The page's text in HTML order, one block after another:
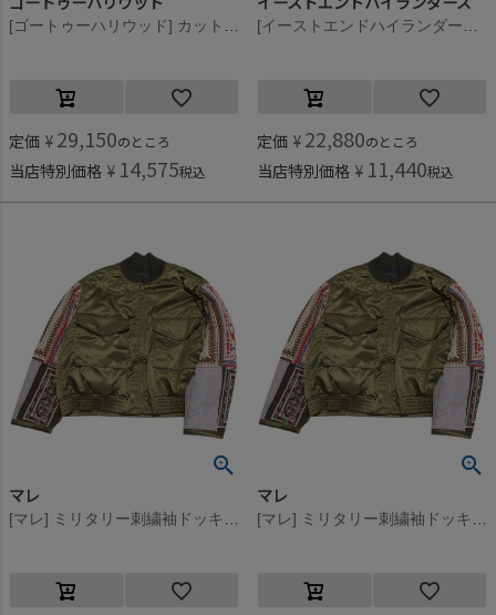
[ゴートゥーハリウッド] カットワーク ファティーグ ショートJK 9KHカーキ
定価 ¥ 29,150のところ
当店特別価格 ¥ 14,575税込
[イーストエンドハイランダーズ] モッズコート オリーブグリーン(OGR)
定価 ¥ 22,880のところ
当店特別価格 ¥ 11,440税込
マレ
[マレ] ミリタリー刺繍袖ドッキングジャケット カーキ(9)
マレ
[マレ] ミリタリー刺繍袖ドッキングジャケット カーキ(9)